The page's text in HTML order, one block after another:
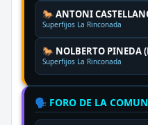
🐎 ANTONI
Superfijos La Rinconada
🐎 NOLBERTO PINEDA
Superfijos La Rinconada
🗣️ FORO DE LA